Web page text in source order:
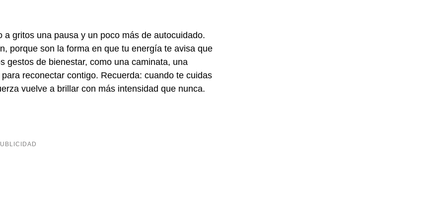
gritos una pausa y un poco más de autocuidado.
porque son la forma en que tu energía te avisa que
gestos de bienestar, como una caminata, una
reconectar contigo. Recuerda: cuando te cuidas
vuelve a brillar con más intensidad que nunca.